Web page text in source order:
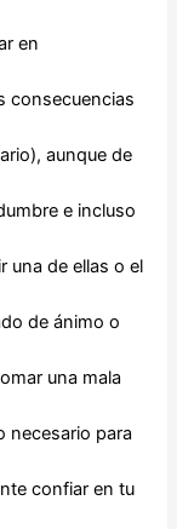
en
consecuencias
aunque de
e incluso
una de ellas o el
de ánimo o
una mala
necesario para
confiar en tu